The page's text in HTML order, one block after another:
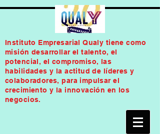
Instituto Empresarial Qualy tiene como
misión desarrollar el talento, el
potencial, el compromiso, las
habilidades y la actitud de líderes y
colaboradores, para impulsar el
crecimiento y la innovación en los
negocios.